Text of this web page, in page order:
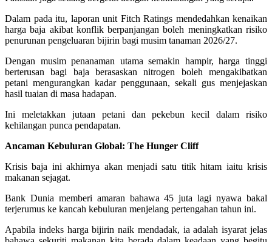
Dalam pada itu, laporan unit Fitch Ratings mendedahkan kenaikan
harga baja akibat konflik berpanjangan boleh meningkatkan risiko
penurunan pengeluaran bijirin bagi musim tanaman 2026/27.
Dengan musim penanaman utama semakin hampir, harga tinggi
berterusan bagi baja berasaskan nitrogen boleh mengakibatkan
petani mengurangkan kadar penggunaan, sekali gus menjejaskan
hasil tuaian di masa hadapan.
Ini meletakkan jutaan petani dan pekebun kecil dalam risiko
kehilangan punca pendapatan.
Ancaman Kebuluran Global: The Hunger Cliff
Krisis baja ini akhirnya akan menjadi satu titik hitam iaitu krisis
makanan sejagat.
Bank Dunia memberi amaran bahawa 45 juta lagi nyawa bakal
terjerumus ke kancah kebuluran menjelang pertengahan tahun ini.
Apabila indeks harga bijirin naik mendadak, ia adalah isyarat jelas